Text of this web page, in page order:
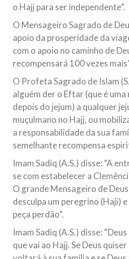
o Hajj para ser independente”.
O Mensageiro Sagrado de
apoio da prosperidade da
com o apoio no caminho de
recompensará 100 vezes
O Profeta Sagrado de Islam
alguém der o Eftar (que é
depois do jejum) a qualquer
muçulmano no Hajj, ou
a responsabilidade da sua
semelhante recompensa
Imam Sadiq (A.S.) disse: “A
se com estabelecer a
O grande Mensageiro de Deus
desculpa um peregrino (Haji)
peça perdão”.
Imam Sadiq (A.S.) disse:
que vai ao Hajj. Se Deus